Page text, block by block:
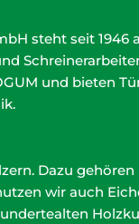
steht seit 1946
und bieten
Dazu gehören
wir auch